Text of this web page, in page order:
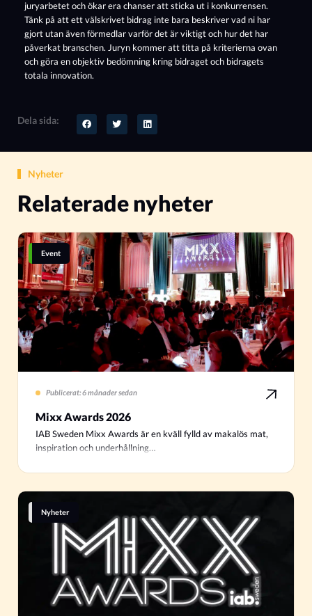
juryarbetet och ökar era chanser att sticka ut i konkurrensen.
Tänk på att ett välskrivet bidrag inte bara beskriver vad ni har
gjort utan även förmedlar varför det är viktigt och hur det har
påverkat branschen. Juryn kommer att titta på kriterierna ovan
och göra en objektiv bedömning kring bidraget och bidragets
totala innovation.
Dela sida:
Nyheter
Relaterade nyheter
Event
Publicerat: 6 månader sedan
Mixx Awards 2026
IAB Sweden Mixx Awards är en kväll fylld av makalös mat,
inspiration och underhållning…
Nyheter